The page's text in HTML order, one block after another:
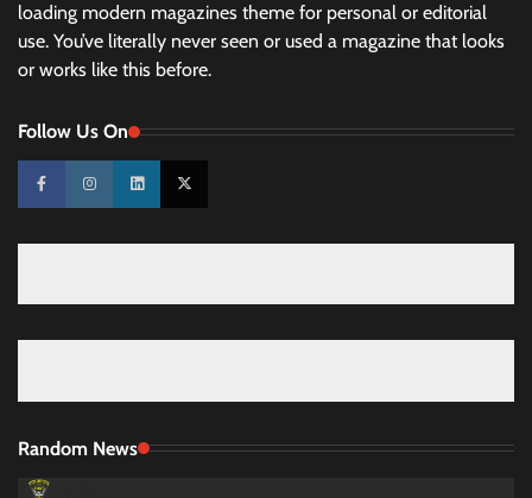
loading modern magazines theme for personal or editorial
use. You’ve literally never seen or used a magazine that looks
or works like this before.
Follow Us On
Random News